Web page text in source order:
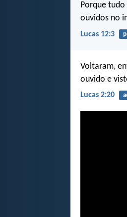
Porque tudo
ouvidos no
Lucas 12:3
Voltaram,
ouvido e
Lucas 2:20